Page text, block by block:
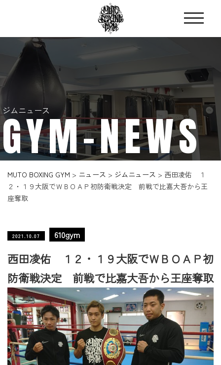
ジムニュース
GYM-NEWS
MUTO BOXING GYM > ニュース > ジムニュース > 西田凌佑 １
２・１９大阪でＷＢＯＡＰ初防衛戦決定 前戦で比嘉大吾から王
座奪取
2021.10.07 610gym
西田凌佑 １２・１９大阪でＷＢＯＡＰ初
防衛戦決定 前戦で比嘉大吾から王座奪取